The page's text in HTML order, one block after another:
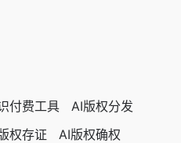
付费工具
AI版权分发
权存证
AI版权确权